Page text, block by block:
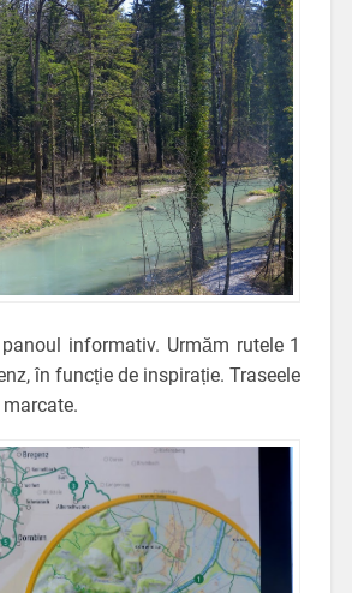
informativ. Urmăm rutele 1
în funcție de inspirație. Traseele